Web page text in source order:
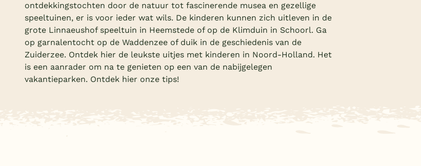
ontdekkingstochten door de natuur tot fascinerende musea en gezellige
speeltuinen, er is voor ieder wat wils. De kinderen kunnen zich uitleven in de
grote Linnaeushof speeltuin in Heemstede of op de Klimduin in Schoorl. Ga
op garnalentocht op de Waddenzee of duik in de geschiedenis van de
Zuiderzee. Ontdek hier de leukste uitjes met kinderen in Noord-Holland. Het
is een aanrader om na te genieten op een van de nabijgelegen
vakantieparken. Ontdek hier onze tips!